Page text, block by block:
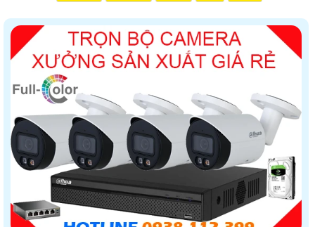
VNĐ
Camera Xoay 360 và zoom
📝 Camera trọn bộ tiết kiệm chi phí hình ảnh full hd
công nghệ HD analog giá rẻ tiết kiệm giám sát qua
điện thoại ổn định giám sát qua diện thoại là chủ yếu.